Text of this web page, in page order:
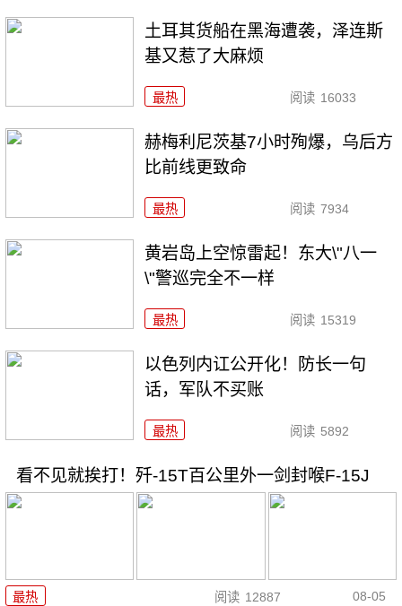
土耳其货船在黑海遭袭，泽连斯
基又惹了大麻烦
最热 阅读 16033
赫梅利尼茨基7小时殉爆，乌后方
比前线更致命
最热 阅读 7934
黄岩岛上空惊雷起！东大\"八一
\"警巡完全不一样
最热 阅读 15319
以色列内讧公开化！防长一句
话，军队不买账
最热 阅读 5892
看不见就挨打！歼-15T百公里外一剑封喉F-15J
最热 阅读 12887 08-05